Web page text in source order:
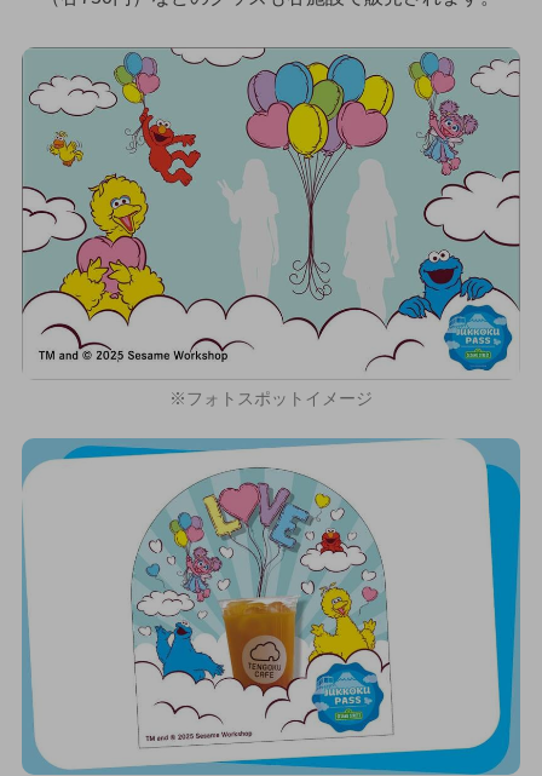
※フォトスポットイメージ